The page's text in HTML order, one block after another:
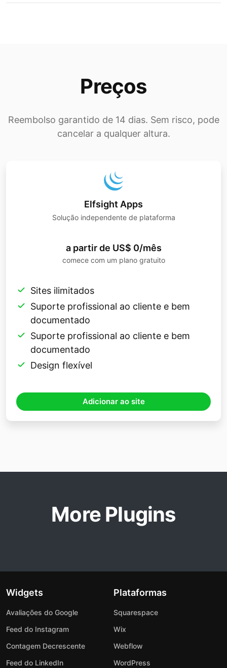
Preços
Reembolso garantido de 14 dias. Sem risco, pode
cancelar a qualquer altura.
Elfsight Apps
Solução independente de plataforma
a partir de US$ 0/mês
comece com um plano gratuito
Sites ilimitados
Suporte profissional ao cliente e bem
documentado
Suporte profissional ao cliente e bem
documentado
Design flexível
Adicionar ao site
More Plugins
Widgets
Avaliações do Google
Feed do Instagram
Contagem Decrescente
Feed do LinkedIn
Plataformas
Squarespace
Wix
Webflow
WordPress